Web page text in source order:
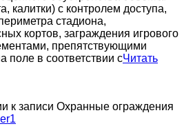
калитки) с контролем доступа,
стадиона,
кортов, заграждения игрового
препятствующими
поле в соответствии сЧитать
к записи Охранные ограждения